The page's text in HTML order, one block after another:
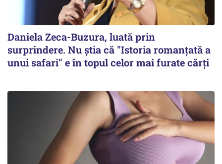
Daniela Zeca-Buzura, luată prin
surprindere. Nu ştia că "Istoria romanţată a
unui safari" e în topul celor mai furate cărţi